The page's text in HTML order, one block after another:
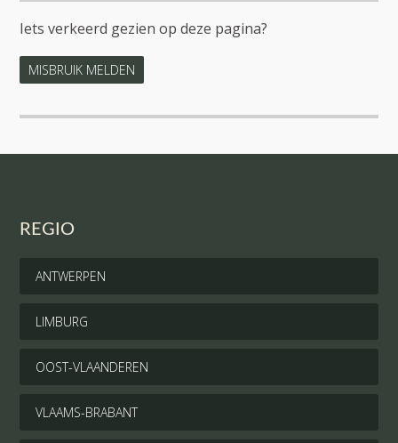
Iets verkeerd gezien op deze pagina?
MISBRUIK MELDEN
REGIO
ANTWERPEN
LIMBURG
OOST-VLAANDEREN
VLAAMS-BRABANT